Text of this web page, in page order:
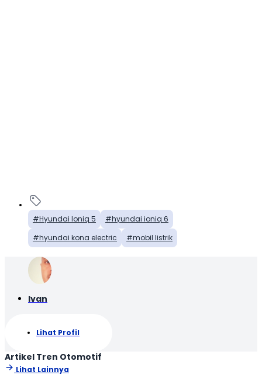
Hyundai Ioniq 5
hyundai ioniq 6
hyundai kona electric
mobil listrik
Ivan
Lihat Profil
Artikel Tren Otomotif
Lihat Lainnya